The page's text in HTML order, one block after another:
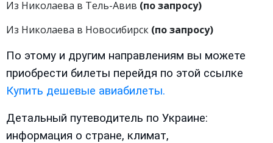
Из Николаева в Тель-Авив (по запросу)
Из Николаева в Новосибирск (по запросу)
По этому и другим направлениям вы можете
приобрести билеты перейдя по этой ссылке
Купить дешевые авиабилеты.
Детальный путеводитель по Украине:
информация о стране, климат,